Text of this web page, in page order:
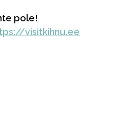
pole!
visitkihnu.ee